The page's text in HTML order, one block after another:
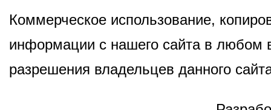
Коммерческое использование,
информации с нашего сайта в любом
разрешения владельцев данного